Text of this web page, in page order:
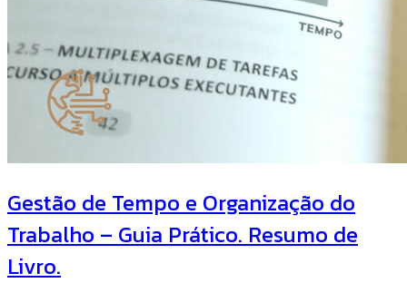
Gestão de Tempo e Organização do
Trabalho – Guia Prático. Resumo de
Livro.